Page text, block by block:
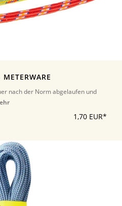
nach der Norm abgelaufen und
1,70 EUR*